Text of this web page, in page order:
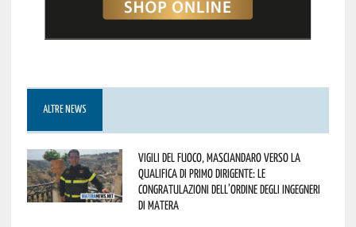
ALTRE NEWS
Vigili del Fuoco, Masciandaro verso la
qualifica di Primo Dirigente: le
congratulazioni dell’Ordine degli Ingegneri
di Matera